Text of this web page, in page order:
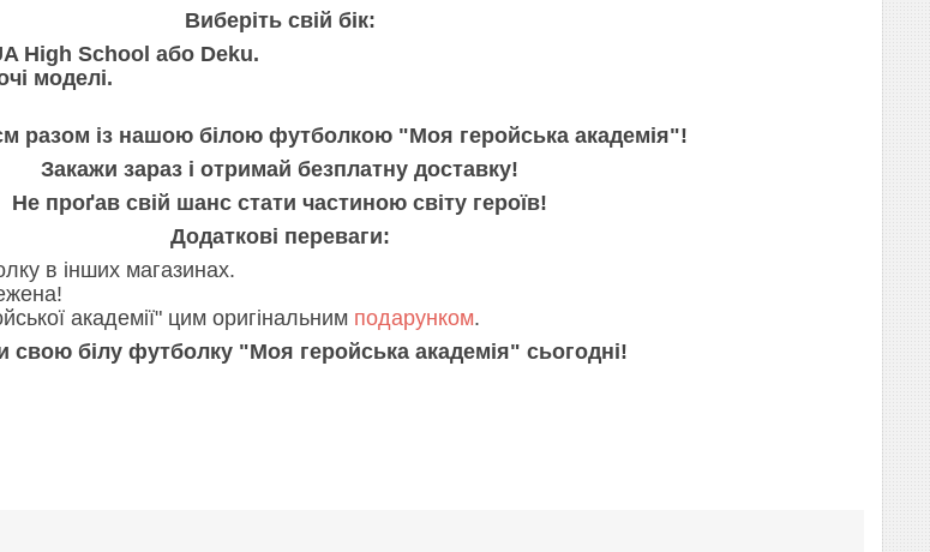
Виберіть свій бік:
High School або Deku.
моделі.
разом із нашою білою футболкою "Моя геройська академія"!
Закажи зараз і отримай безплатну доставку!
Не проґав свій шанс стати частиною світу героїв!
Додаткові переваги:
в інших магазинах.
академії" цим оригінальним подарунком.
свою білу футболку "Моя геройська академія" сьогодні!